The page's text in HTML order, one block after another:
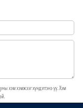
хэм хэмжээг хүндэтгэнэ үү. Хэм